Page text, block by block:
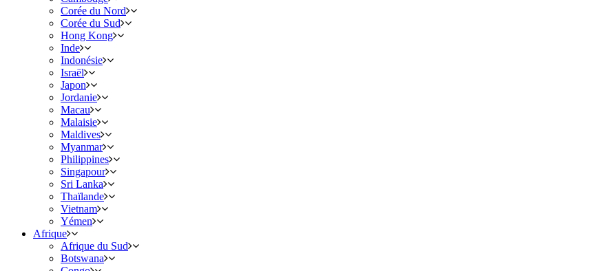
Corée du Nord
Corée du Sud
Hong Kong
Inde
Indonésie
Israël
Japon
Jordanie
Macau
Malaisie
Maldives
Myanmar
Philippines
Singapour
Sri Lanka
Thaïlande
Vietnam
Yémen
Afrique
Afrique du Sud
Botswana